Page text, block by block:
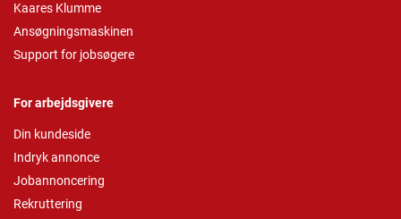
Kaares Klumme
Ansøgningsmaskinen
Support for jobsøgere
For arbejdsgivere
Din kundeside
Indryk annonce
Jobannoncering
Rekruttering